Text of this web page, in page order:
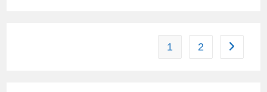
1 2 Перейти